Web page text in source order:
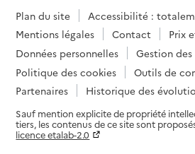
Plan du site
Accessibilité :
Mentions légales
Contact
Prix
Données personnelles
Gestion
Politique des cookies
Outils de
Partenaires
Historique des
Sauf mention explicite de propriété
tiers, les contenus de ce site sont
licence etalab-2.0